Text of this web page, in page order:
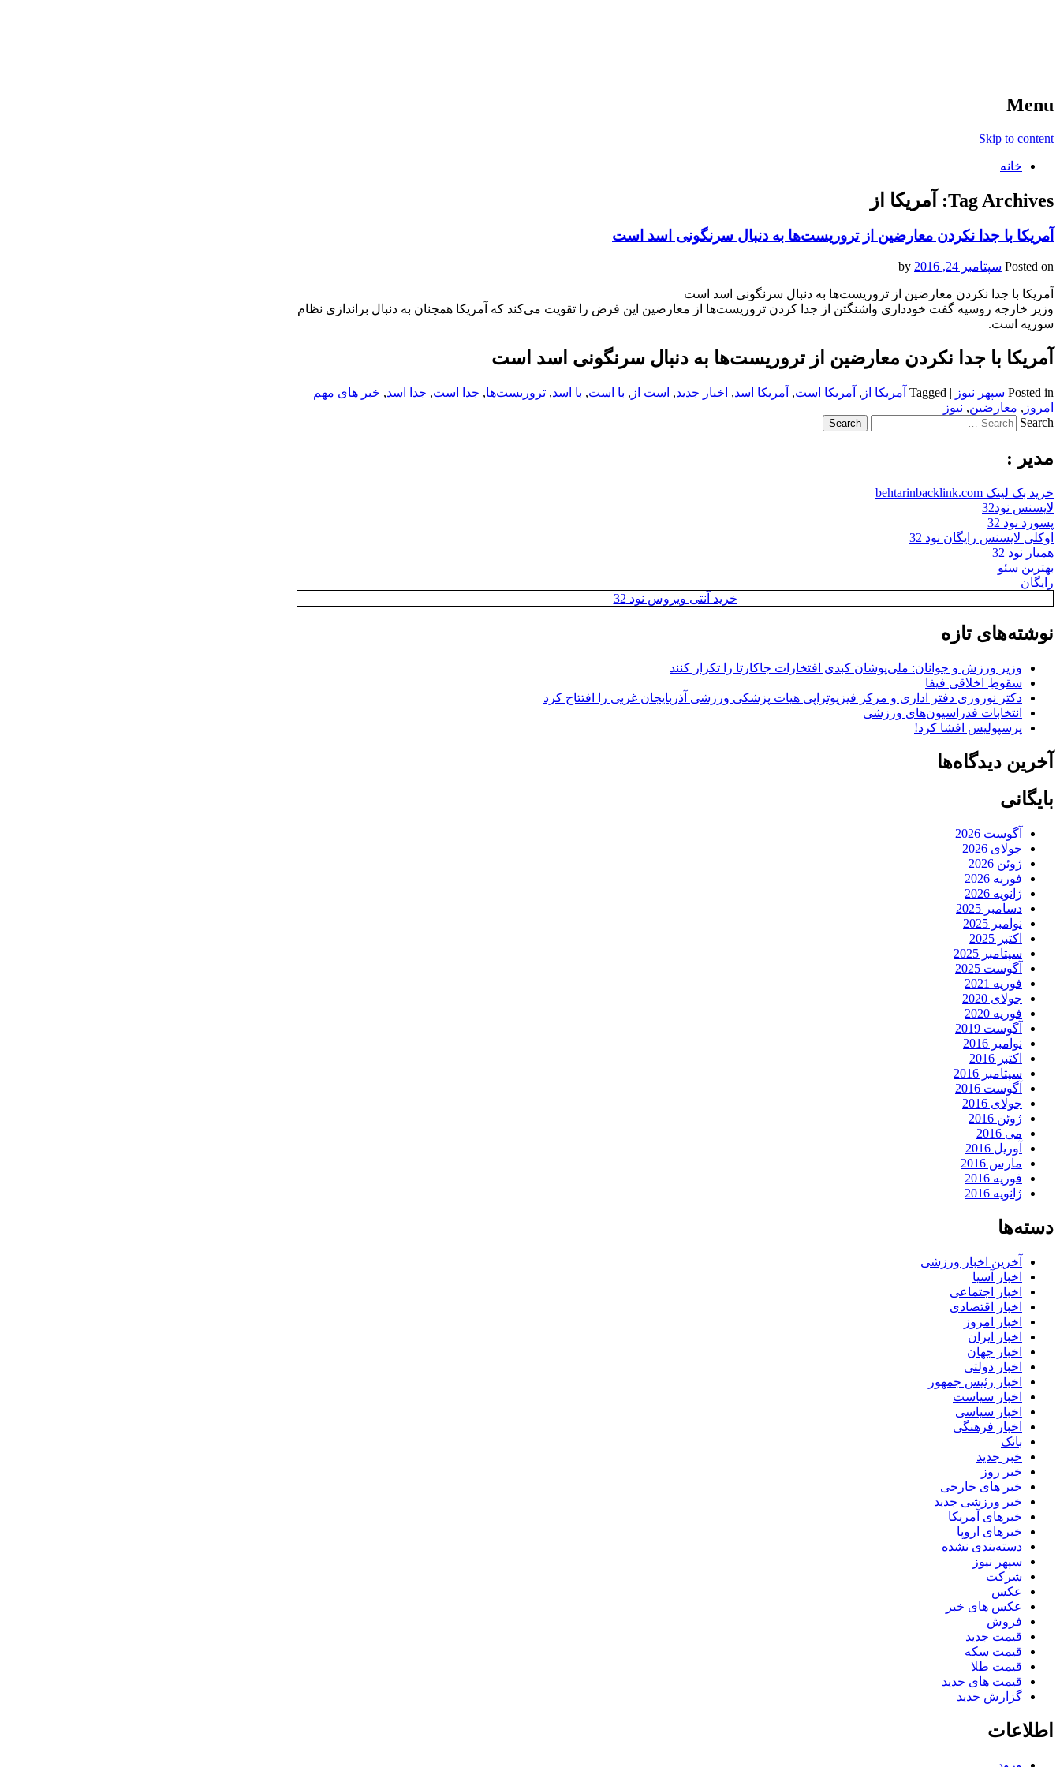
Menu
Skip to content
خانه
Tag Archives: آمریکا از
آمریکا با جدا نکردن معارضین از تروریست‌ها به دنبال سرنگونی اسد است
Posted on سپتامبر 24, 2016
آمریکا با جدا نکردن معارضین از تروریست‌ها به دنبال سرنگونی اسد است
وزیر خارجه روسیه گفت خودداری واشنگتن از جدا کردن تروریست‌ها از معارضین این فرض را تقویت می‌کند که آمریکا همچنان به دنبال براندازی نظام
سوریه است.
آمریکا با جدا نکردن معارضین از تروریست‌ها به دنبال سرنگونی اسد است
Posted in سپهر نیوز |
Tagged آمریکا از , آمریکا است, آمریکا اسد, اخبار جدید, است از , با است, با اسد, تروریست‌ها, جدا است, جدا اسد, خبر های مهم
امروز , معارضین, نیوز
Search
مدیر :
خرید بک لینک behtarinbacklink.com
لایسنس نود32
پسورد نود 32
اوکلی لایسنس رایگان نود 32
همیار نود 32
بهترین سئو
رایگان
خرید آنتی ویروس نود 32
نوشته‌های تازه
وزیر ورزش و جوانان: ملی‌پوشان کبدی افتخارات جاکارتا را تکرار کنند
سقوطِ اخلاقی فیفا
دکتر نوروزی دفتر اداری و مرکز فیزیوتراپی هیات پزشکی ورزشی آذربایجان غربی را افتتاح کرد
انتخابات فدراسیون‌های ورزشی
پرسپولیس افشا کرد!
آخرین دیدگاه‌ها
بایگانی
آگوست 2026
جولای 2026
ژوئن 2026
فوریه 2026
ژانویه 2026
دسامبر 2025
نوامبر 2025
اکتبر 2025
سپتامبر 2025
آگوست 2025
فوریه 2021
جولای 2020
فوریه 2020
آگوست 2019
نوامبر 2016
اکتبر 2016
سپتامبر 2016
آگوست 2016
جولای 2016
ژوئن 2016
می 2016
آوریل 2016
مارس 2016
فوریه 2016
ژانویه 2016
دسته‌ها
آخرین اخبار ورزشی
اخبار آسیا
اخبار اجتماعی
اخبار اقتصادی
اخبار امروز
اخبار ایران
اخبار جهان
اخبار دولتی
اخبار رئیس جمهور
اخبار سیاست
اخبار سیاسی
اخبار فرهنگی
بانک
خبر جدید
خبر روز
خبر های خارجی
خبر ورزشی جدید
خبرهای آمریکا
خبرهای اروپا
دسته‌بندی نشده
سپهر نیوز
شرکت
عکس
عکس های خبر
فروش
قیمت جدید
قیمت سکه
قیمت طلا
قیمت های جدید
گزارش جدید
اطلاعات